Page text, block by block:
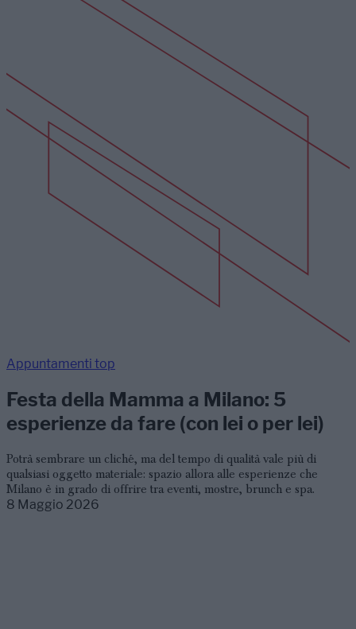
Appuntamenti top
Festa della Mamma a Milano: 5
esperienze da fare (con lei o per lei)
Potrà sembrare un cliché, ma del tempo di qualità vale più di
qualsiasi oggetto materiale: spazio allora alle esperienze che
Milano è in grado di offrire tra eventi, mostre, brunch e spa.
8 Maggio 2026